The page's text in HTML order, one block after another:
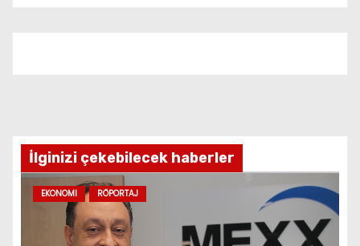
İlginizi çekebilecek haberler
EKONOMI RÖPORTAJ